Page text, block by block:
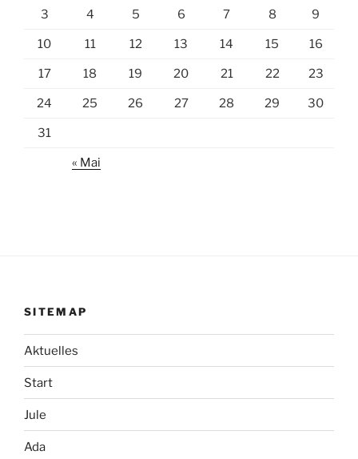
3 4 5 6 7 8 9
10 11 12 13 14 15 16
17 18 19 20 21 22 23
24 25 26 27 28 29 30
31
« Mai
SITEMAP
Aktuelles
Start
Jule
Ada